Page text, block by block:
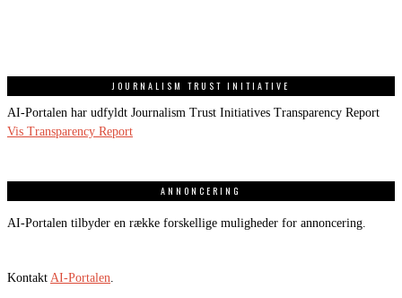
JOURNALISM TRUST INITIATIVE
AI-Portalen har udfyldt Journalism Trust Initiatives Transparency Report
Vis Transparency Report
ANNONCERING
AI-Portalen tilbyder en række forskellige muligheder for annoncering.
Kontakt AI-Portalen